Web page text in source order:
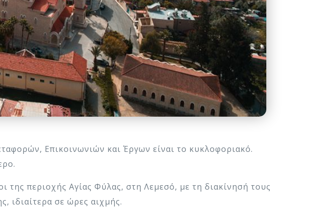
Επικοινωνιών και Έργων είναι το κυκλοφοριακό.
της περιοχής Αγίας Φύλας, στη Λεμεσό, με τη διακίνησή τους
ιδιαίτερα σε ώρες αιχμής.